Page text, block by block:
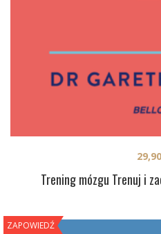
Trening mózgu Trenuj i
29,90
ZAPOWIEDŹ